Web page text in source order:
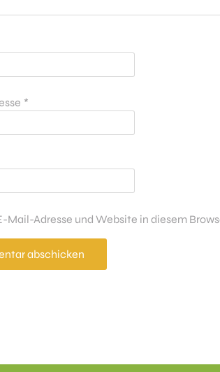
*
Mail-Adresse und Website in diesem